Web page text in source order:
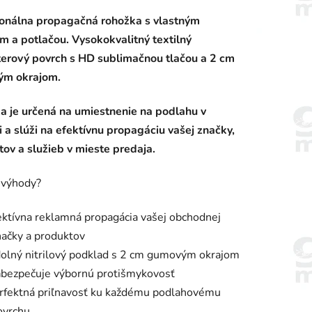
propagačná rohožka s vlastným
a potlačou. Vysokokvalitný textilný
povrch s HD sublimačnou tlačou a 2 cm
okrajom.
je určená na umiestnenie na podlahu v
a slúži na efektívnu propagáciu vašej značky,
a služieb v mieste predaja.
reklamná propagácia vašej obchodnej
a produktov
nitrilový podklad s 2 cm gumovým okrajom
výbornú protišmykovosť
priľnavosť ku každému podlahovému